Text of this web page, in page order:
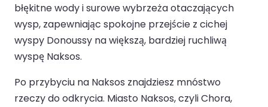
błękitne wody i surowe wybrzeża otaczających
wysp, zapewniając spokojne przejście z cichej
wyspy Donoussy na większą, bardziej ruchliwą
wyspę Naksos.
Po przybyciu na Naksos znajdziesz mnóstwo
rzeczy do odkrycia. Miasto Naksos, czyli Chora,